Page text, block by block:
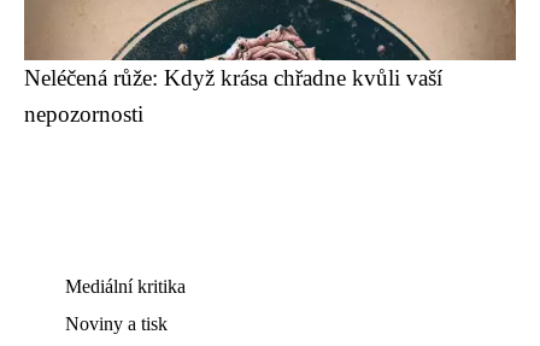
Neléčená růže: Když krása chřadne kvůli vaší
nepozornosti
Mediální kritika
Noviny a tisk